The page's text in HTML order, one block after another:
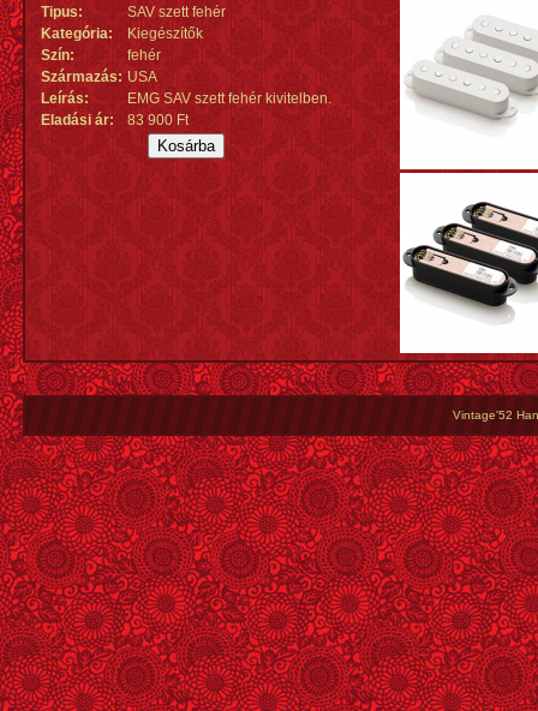
Tipus:
SAV szett fehér
Kategória:
Kiegészítők
Szín:
fehér
Származás: USA
Leírás:
EMG SAV szett fehér kivitelben.
Eladási ár:
83 900 Ft
Vintage'52